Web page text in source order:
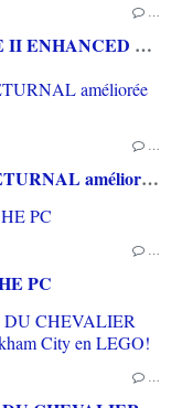
[TEST] SENUA'S SAGA : HELLBLADE II ENHANCED PS5 : La claque visuelle et narrative dans sa version ultime arrive enfin sur PS5!
[TEST] SAROS PS5 : Une formule de RETURNAL améliorée et interessante
PC